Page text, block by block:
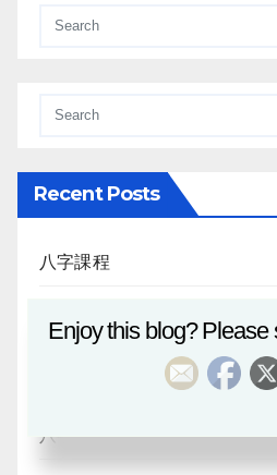
Recent Posts
八字課程
風水班招生
八字探源
Enjoy this blog? Please